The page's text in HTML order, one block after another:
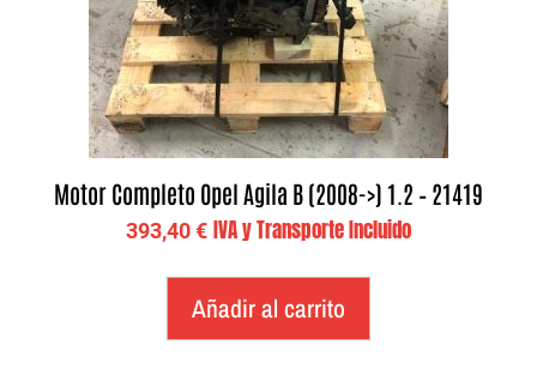
Motor Completo Opel Agila B (2008->) 1.2 – 21419
393,40€ IVA y Transporte Incluido
Añadir al carrito